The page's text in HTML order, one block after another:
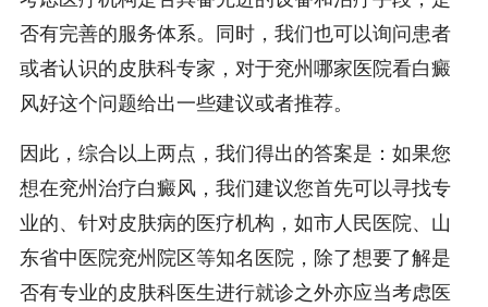
否有完善的服务体系。同时，我们也可以询问患者
或者认识的皮肤科专家，对于兖州哪家医院看白癜
风好这个问题给出一些建议或者推荐。
因此，综合以上两点，我们得出的答案是：如果您
想在兖州治疗白癜风，我们建议您首先可以寻找专
业的、针对皮肤病的医疗机构，如市人民医院、山
东省中医院兖州院区等知名医院，除了想要了解是
否有专业的皮肤科医生进行就诊之外亦应当考虑医